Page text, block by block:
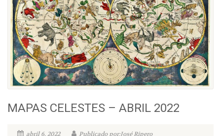
MAPAS CELESTES – ABRIL 2022
abril 6, 2022
Publicado por:José Ripero